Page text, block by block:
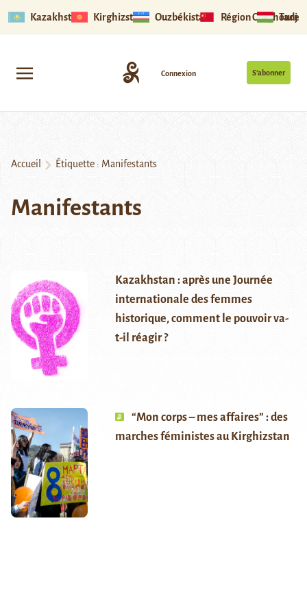
Kazakhstan Kirghizstan Ouzbékistan Région Ouïghoure
S’abonner
Connexion
Accueil Étiquette : Manifestants
Manifestants
Kazakhstan : après une Journée
internationale des femmes
historique, comment le pouvoir va-
t-il réagir ?
“Mon corps – mes affaires” : des
marches féministes au Kirghizstan